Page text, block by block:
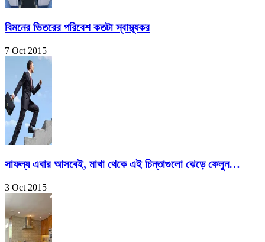
বিমনের ভিতরের পরিবেশ কতটা স্বাস্থ্যকর
7 Oct 2015
সাফল্য এবার আসবেই, মাথা থেকে এই চিন্তাগুলো ঝেড়ে ফেলুন…
3 Oct 2015